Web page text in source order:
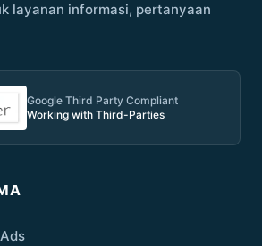
layanan informasi, pertanyaan
Google Third Party Compliant
Working with Third-Parties